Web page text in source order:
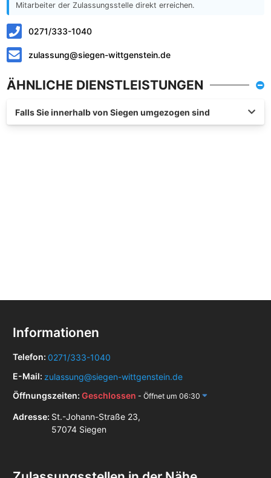
Mitarbeiter der Zulassungsstelle direkt erreichen.
0271/333-1040
zulassung@siegen-wittgenstein.de
ÄHNLICHE DIENSTLEISTUNGEN
Falls Sie innerhalb von Siegen umgezogen sind
Informationen
Telefon: 0271/333-1040
E-Mail: zulassung@siegen-wittgenstein.de
Öffnungszeiten: Geschlossen - Öffnet um 06:30
Adresse: St.-Johann-Straße 23,
57074 Siegen